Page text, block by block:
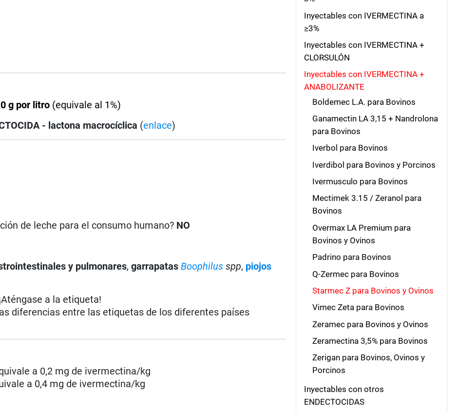
g por litro (equivale al 1%)
- lactona macrocíclica (enlace)
de leche para el consumo humano? NO
y pulmonares,garrapatas Boophilusspp, piojos
a la etiqueta!
diferencias entre las etiquetas de los diferentes países
a 0,2 mg de ivermectina/kg
a 0,4 mg de ivermectina/kg
Inyectables con IVERMECTINA a
≥3%
Inyectables con IVERMECTINA +
CLORSULÓN
Inyectables con IVERMECTINA +
ANABOLIZANTE
Boldemec L.A. para Bovinos
Ganamectin LA 3,15 + Nandrolona
para Bovinos
Iverbol para Bovinos
Iverdibol para Bovinos y Porcinos
Ivermusculo para Bovinos
Mectimek 3.15 / Zeranol para
Bovinos
Overmax LA Premium para
Bovinos y Ovinos
Padrino para Bovinos
Q-Zermec para Bovinos
Starmec Z para Bovinos y Ovinos
Vimec Zeta para Bovinos
Zeramec para Bovinos y Ovinos
Zeramectina 3,5% para Bovinos
Zerigan para Bovinos, Ovinos y
Porcinos
Inyectables con otros
ENDECTOCIDAS